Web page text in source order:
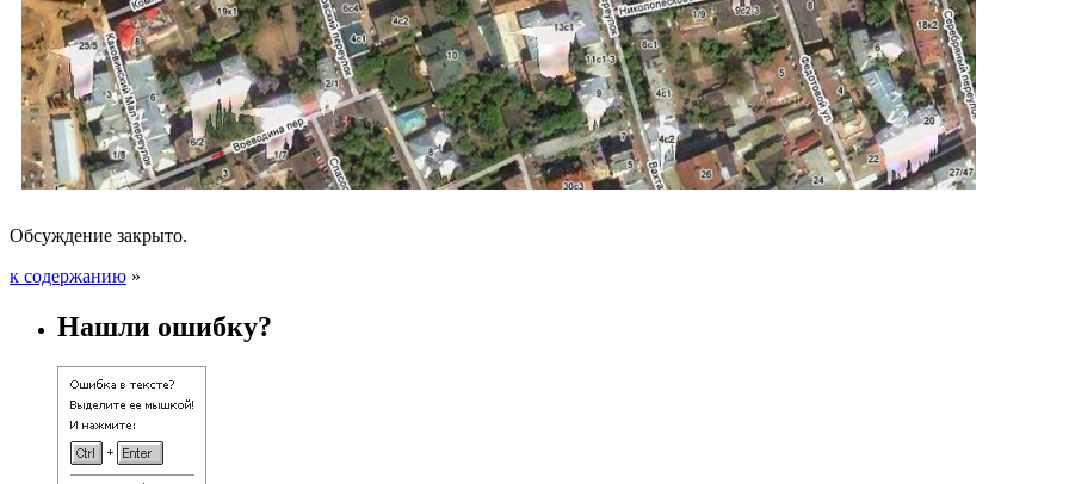
Обсуждение закрыто.
к содержанию »
Нашли ошибку?